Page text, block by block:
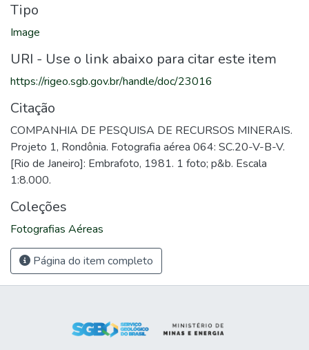
Tipo
Image
URI - Use o link abaixo para citar este item
https://rigeo.sgb.gov.br/handle/doc/23016
Citação
COMPANHIA DE PESQUISA DE RECURSOS MINERAIS.
Projeto 1, Rondônia. Fotografia aérea 064: SC.20-V-B-V.
[Rio de Janeiro]: Embrafoto, 1981. 1 foto; p&b. Escala
1:8.000.
Coleções
Fotografias Aéreas
Página do item completo